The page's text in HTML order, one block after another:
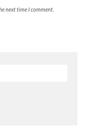
next time I comment.